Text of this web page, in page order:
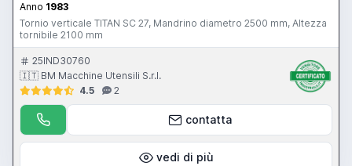
Anno 1983
Tornio verticale TITAN SC 27, Mandrino diametro 2500 mm, Altezza
tornibile 2100 mm
25IND30760
🇮🇹 BM Macchine Utensili S.r.l.
4.5
2
contatta
vedi di più